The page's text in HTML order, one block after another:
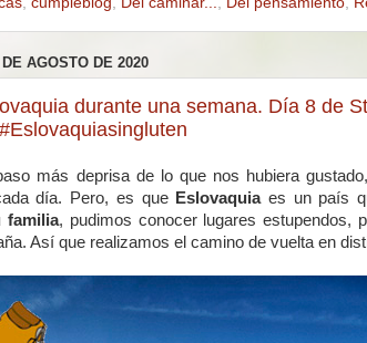
AGOSTO DE 2020
durante una semana. Día 8 de
más deprisa de lo que nos hubiera
día. Pero, es que Eslovaquia es un país
familia, pudimos conocer lugares estupendos,
Así que realizamos el camino de vuelta en